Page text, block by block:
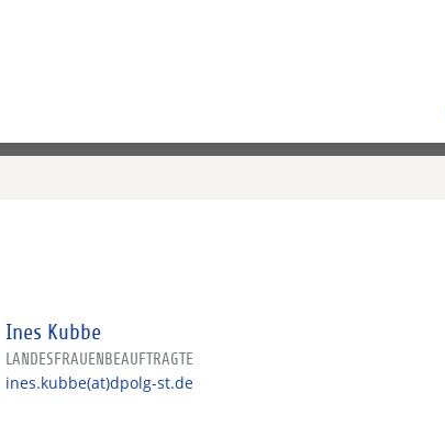
Ines Kubbe
LANDESFRAUENBEAUFTRAGTE
ines.kubbe(at)dpolg-st.de